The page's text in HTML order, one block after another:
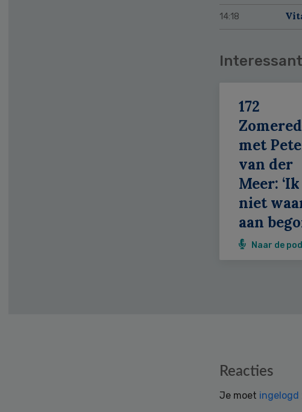
14:18
172
met
van der
Meer:
niet
aan
Naar de
Reacties
Je moet ingelogd